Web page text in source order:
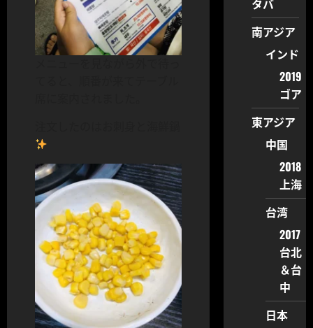
タバ
南アジア
インド
2019
ゴア
東アジア
中国
2018
上海
台湾
2017
台北
＆台
中
日本